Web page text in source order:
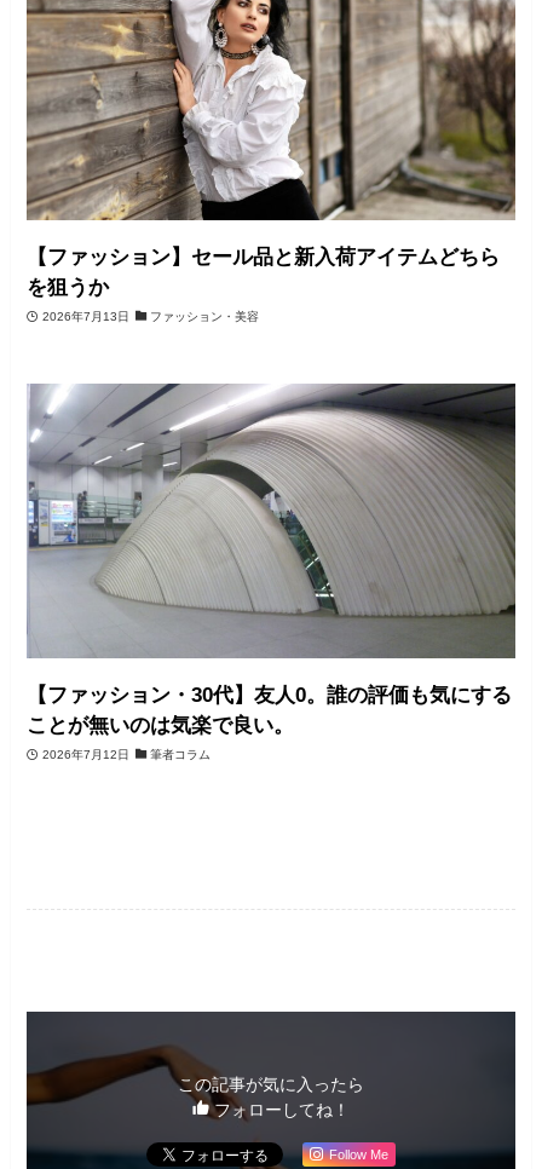
【ファッション】セール品と新入荷アイテムどちら
を狙うか
2026年7月13日 ファッション・美容
【ファッション・30代】友人0。誰の評価も気にする
ことが無いのは気楽で良い。
2026年7月12日 筆者コラム
この記事が気に入ったら
フォローしてね！
Follow Me